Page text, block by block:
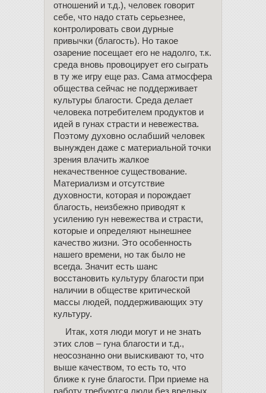
отношений и т.д.), человек говорит
себе, что надо стать серьезнее,
контролировать свои дурные
привычки (благость). Но такое
озарение посещает его не надолго, т.к.
среда вновь провоцирует его сыграть
в ту же игру еще раз. Сама атмосфера
общества сейчас не поддерживает
культуры благости. Среда делает
человека потребителем продуктов и
идей в гунах страсти и невежества.
Поэтому духовно ослабший человек
вынужден даже с материальной точки
зрения влачить жалкое
некачественное существование.
Материализм и отсутствие
духовности, которая и порождает
благость, неизбежно приводят к
усилению гун невежества и страсти,
которые и определяют нынешнее
качество жизни. Это особенность
нашего времени, но так было не
всегда. Значит есть шанс
восстановить культуру благости при
наличии в обществе критической
массы людей, поддерживающих эту
культуру.
Итак, хотя люди могут и не знать
этих слов – гуна благости и т.д.,
неосознанно они выискивают то, что
выше качеством, то есть то, что
ближе к гуне благости. При приеме на